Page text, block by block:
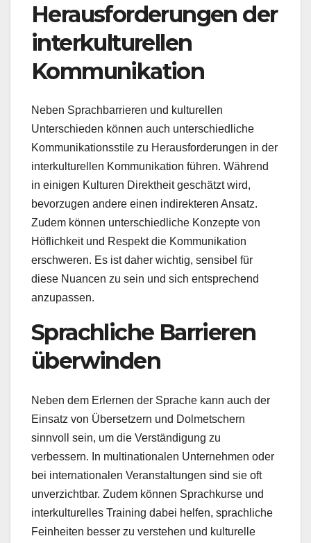
Herausforderungen der
interkulturellen
Kommunikation
Neben Sprachbarrieren und kulturellen
Unterschieden können auch unterschiedliche
Kommunikationsstile zu Herausforderungen in der
interkulturellen Kommunikation führen. Während
in einigen Kulturen Direktheit geschätzt wird,
bevorzugen andere einen indirekteren Ansatz.
Zudem können unterschiedliche Konzepte von
Höflichkeit und Respekt die Kommunikation
erschweren. Es ist daher wichtig, sensibel für
diese Nuancen zu sein und sich entsprechend
anzupassen.
Sprachliche Barrieren
überwinden
Neben dem Erlernen der Sprache kann auch der
Einsatz von Übersetzern und Dolmetschern
sinnvoll sein, um die Verständigung zu
verbessern. In multinationalen Unternehmen oder
bei internationalen Veranstaltungen sind sie oft
unverzichtbar. Zudem können Sprachkurse und
interkulturelles Training dabei helfen, sprachliche
Feinheiten besser zu verstehen und kulturelle